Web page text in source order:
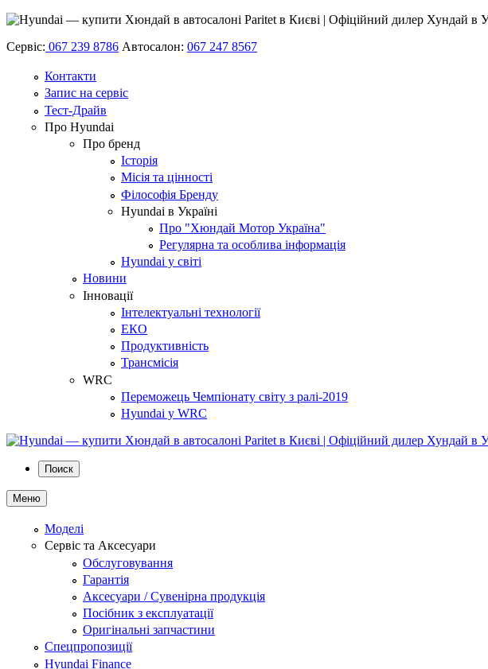
Сервіс: 067 239 8786 Автосалон: 067 247 8567
Контакти
Запис на сервіс
Тест-Драйв
Про Hyundai
Про бренд
Історія
Місія та цінності
Філософія Бренду
Hyundai в Україні
Про "Хюндай Мотор Україна"
Регулярна та особлива інформація
Hyundai у світі
Новини
Інновації
Інтелектуальні технології
ЕКО
Продуктивність
Трансмісія
WRC
Переможець Чемпіонату світу з ралі-2019
Hyundai у WRC
Поиск
Меню
Моделі
Сервіс та Аксесуари
Обслуговування
Гарантія
Аксесуари / Сувенірна продукція
Посібник з експлуатації
Оригінальні запчастини
Спецпропозиції
Hyundai Finance